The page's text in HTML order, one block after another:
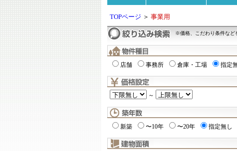
TOPページ ＞ 事業用
※価格、こだわり条件など
店舗 事務所 倉庫・工場 指定
～
新築 〜10年 〜20年 指定無し